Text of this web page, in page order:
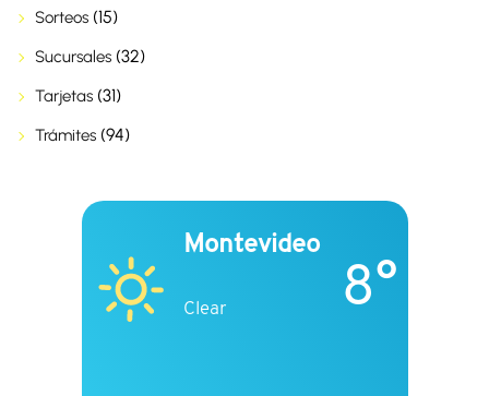
Sorteos (15)
Sucursales (32)
Tarjetas (31)
Trámites (94)
Montevideo
Clear 8°